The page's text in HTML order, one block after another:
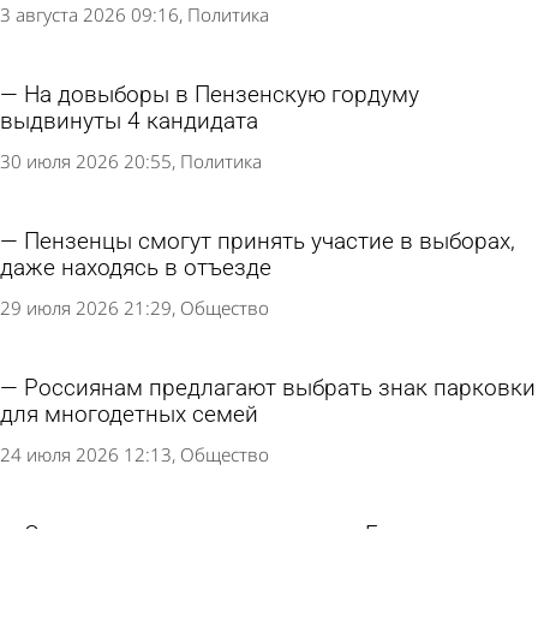
3 августа 2026 09:16 Политика
На довыборы в Пензенскую гордуму
выдвинуты 4 кандидата
30 июля 2026 20:55 Политика
Пензенцы смогут принять участие в выборах,
даже находясь в отъезде
29 июля 2026 21:29 Общество
Россиянам предлагают выбрать знак парковки
для многодетных семей
24 июля 2026 12:13 Общество
Списки кандидатов в депутаты Госдумы от